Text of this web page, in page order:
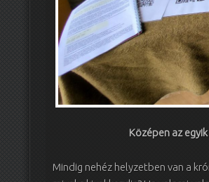
Középen az
Mindig nehéz helyzetben van a